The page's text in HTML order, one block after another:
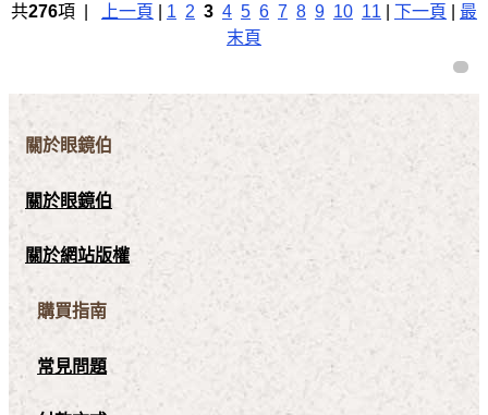
共276項 | 上一頁 1 2 3 4 5 6 7 8 9 10 11 下一頁
最
末頁
關於眼鏡伯
關於眼鏡伯
關於網站版權
購買指南
常見問題